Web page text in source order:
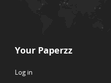
Your Paperzz
Log in